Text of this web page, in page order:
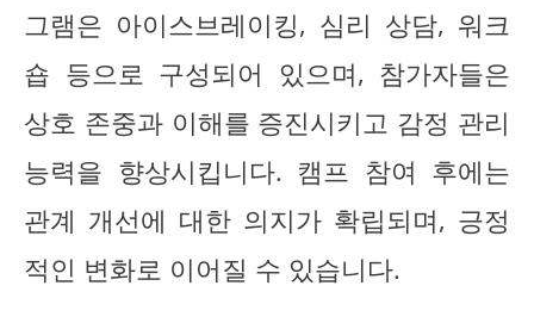
그램은 아이스브레이킹, 심리 상담, 워크
숍 등으로 구성되어 있으며, 참가자들은
상호 존중과 이해를 증진시키고 감정 관리
능력을 향상시킵니다. 캠프 참여 후에는
관계 개선에 대한 의지가 확립되며, 긍정
적인 변화로 이어질 수 있습니다.